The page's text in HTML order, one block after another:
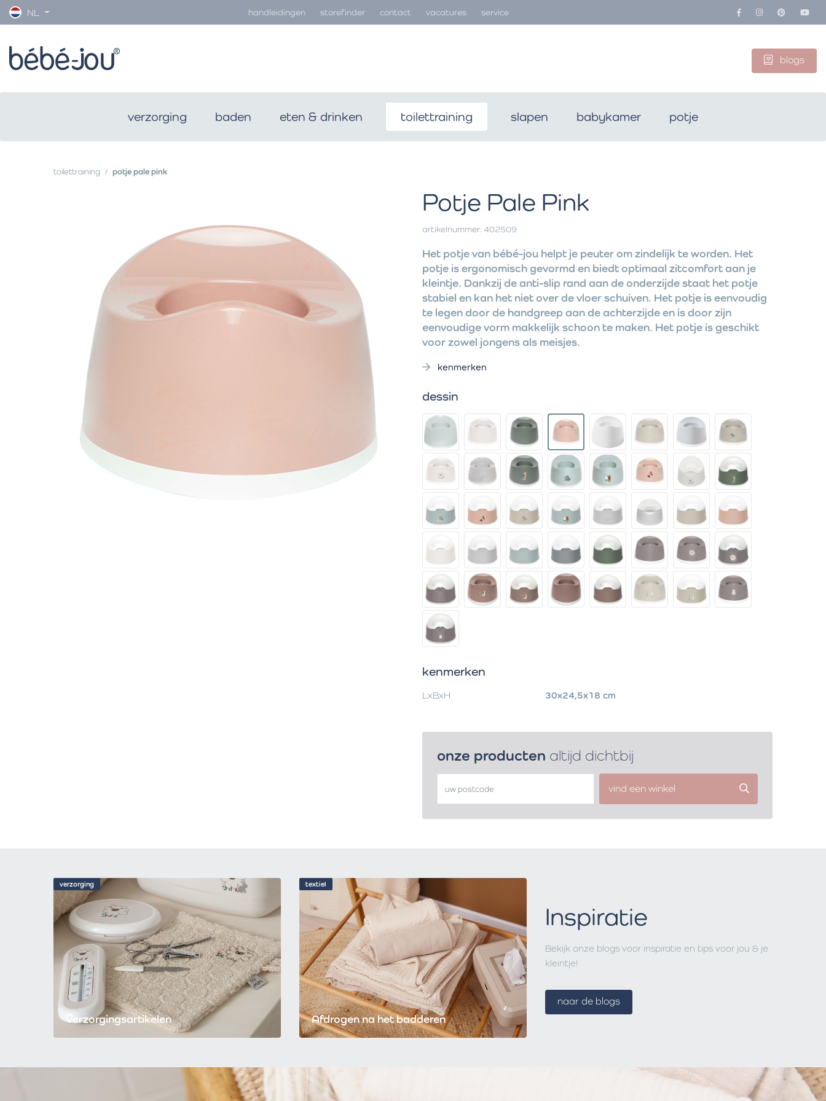
NL handleidingen storefinder contact vacatures service
blogs
verzorging baden eten & drinken toilettraining slapen babykamer potje
toilettraining potje pale pink
Potje Pale Pink
artikelnummer: 402509
Het potje van bébé-jou helpt je peuter om zindelijk te worden. Het
potje is ergonomisch gevormd en biedt optimaal zitcomfort aan je
kleintje. Dankzij de anti-slip rand aan de onderzijde staat het potje
stabiel en kan het niet over de vloer schuiven. Het potje is eenvoudig
te legen door de handgreep aan de achterzijde en is door zijn
eenvoudige vorm makkelijk schoon te maken. Het potje is geschikt
voor zowel jongens als meisjes.
kenmerken
dessin
kenmerken
LxBxH 30x24,5x18 cm
onze producten altijd dichtbij
vind een winkel
verzorging
Verzorgingsartikelen
textiel
Afdrogen na het badderen
Inspiratie
Bekijk onze blogs voor inspiratie en tips voor jou & je
kleintje!
naar de blogs